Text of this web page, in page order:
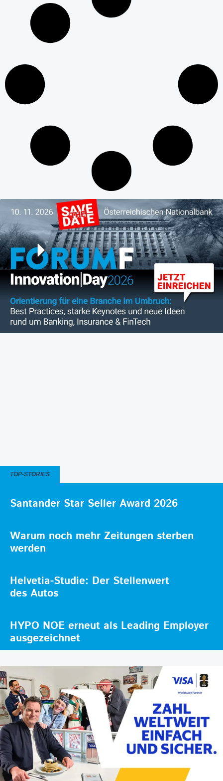
TOP-STORIES
Santander Star Seller Award 2026
Warum noch mehr Zeitungen sterben
werden
Helvetia-Studie: Der Stellenwert
des Autos
HYPO NOE erneut als Leading Employer
ausgezeichnet